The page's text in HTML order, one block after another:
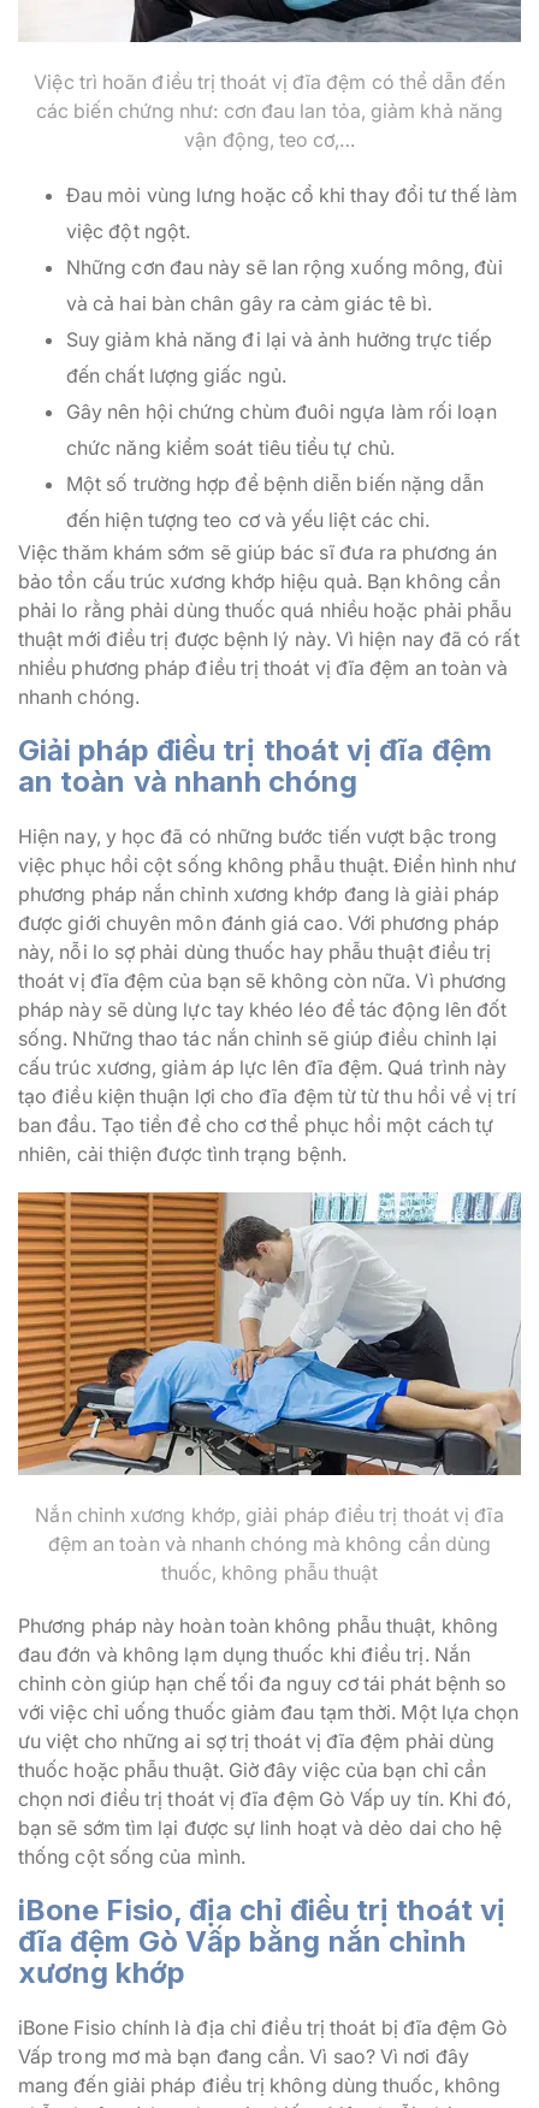
Việc trì hoãn điều trị thoát vị đĩa đệm có thể dẫn đến
các biến chứng như: cơn đau lan tỏa, giảm khả năng
vận động, teo cơ,…
Đau mỏi vùng lưng hoặc cổ khi thay đổi tư thế làm
việc đột ngột.
Những cơn đau này sẽ lan rộng xuống mông, đùi
và cả hai bàn chân gây ra cảm giác tê bì.
Suy giảm khả năng đi lại và ảnh hưởng trực tiếp
đến chất lượng giấc ngủ.
Gây nên hội chứng chùm đuôi ngựa làm rối loạn
chức năng kiểm soát tiêu tiểu tự chủ.
Một số trường hợp để bệnh diễn biến nặng dẫn
đến hiện tượng teo cơ và yếu liệt các chi.
Việc thăm khám sớm sẽ giúp bác sĩ đưa ra phương án
bảo tồn cấu trúc xương khớp hiệu quả. Bạn không cần
phải lo rằng phải dùng thuốc quá nhiều hoặc phải phẫu
thuật mới điều trị được bệnh lý này. Vì hiện nay đã có rất
nhiều phương pháp điều trị thoát vị đĩa đệm an toàn và
nhanh chóng.
Giải pháp điều trị thoát vị đĩa đệm
an toàn và nhanh chóng
Hiện nay, y học đã có những bước tiến vượt bậc trong
việc phục hồi cột sống không phẫu thuật. Điển hình như
phương pháp nắn chỉnh xương khớp đang là giải pháp
được giới chuyên môn đánh giá cao. Với phương pháp
này, nỗi lo sợ phải dùng thuốc hay phẫu thuật điều trị
thoát vị đĩa đệm của bạn sẽ không còn nữa. Vì phương
pháp này sẽ dùng lực tay khéo léo để tác động lên đốt
sống. Những thao tác nắn chỉnh sẽ giúp điều chỉnh lại
cấu trúc xương, giảm áp lực lên đĩa đệm. Quá trình này
tạo điều kiện thuận lợi cho đĩa đệm từ từ thu hồi về vị trí
ban đầu. Tạo tiền đề cho cơ thể phục hồi một cách tự
nhiên, cải thiện được tình trạng bệnh.
Nắn chỉnh xương khớp, giải pháp điều trị thoát vị đĩa
đệm an toàn và nhanh chóng mà không cần dùng
thuốc, không phẫu thuật
Phương pháp này hoàn toàn không phẫu thuật, không
đau đớn và không lạm dụng thuốc khi điều trị. Nắn
chỉnh còn giúp hạn chế tối đa nguy cơ tái phát bệnh so
với việc chỉ uống thuốc giảm đau tạm thời. Một lựa chọn
ưu việt cho những ai sợ trị thoát vị đĩa đệm phải dùng
thuốc hoặc phẫu thuật. Giờ đây việc của bạn chỉ cần
chọn nơi điều trị thoát vị đĩa đệm Gò Vấp uy tín. Khi đó,
bạn sẽ sớm tìm lại được sự linh hoạt và dẻo dai cho hệ
thống cột sống của mình.
iBone Fisio, địa chỉ điều trị thoát vị
đĩa đệm Gò Vấp bằng nắn chỉnh
xương khớp
iBone Fisio chính là địa chỉ điều trị thoát bị đĩa đệm Gò
Vấp trong mơ mà bạn đang cần. Vì sao? Vì nơi đây
mang đến giải pháp điều trị không dùng thuốc, không